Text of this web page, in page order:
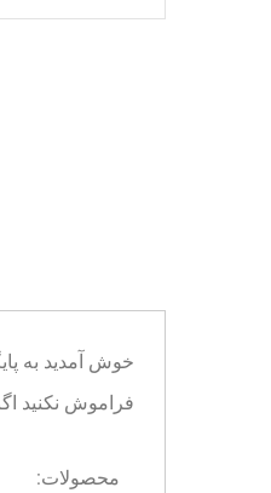
فراموش نکنید
محصولات: